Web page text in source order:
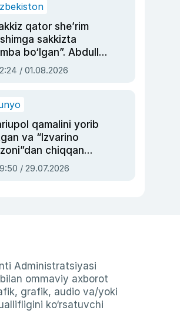
qator she’rim
sakkizta
bo‘lgan”. Abdulla
siyosiy
asrab
/ 01.08.2026
qamalini yorib
va “Izvarino
chiqqan
— Ukraina
bosh
/ 29.07.2026
Administratsiyasi
ommaviy axborot
grafik, audio va/yoki
ko‘rsatuvchi